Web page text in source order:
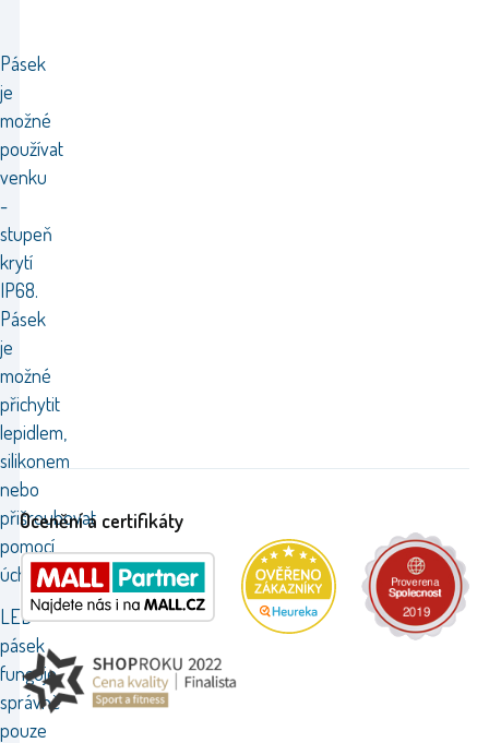
Pásek
je
možné
používat
venku
-
stupeň
krytí
IP68.
Pásek
je
možné
přichytit
lepidlem,
silikonem
nebo
přišroubovat
pomocí
úchytu
LED
pásek
funguje
správně
pouze
Ocenění a certifikáty